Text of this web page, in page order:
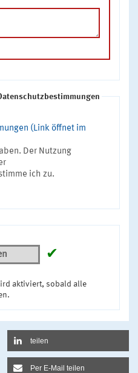
(Link öffnet im
Der Nutzung
ich zu.
✔
aktiviert, sobald alle
teilen
Per E-Mail teilen